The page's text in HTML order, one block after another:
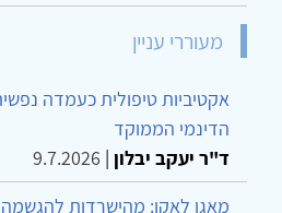
מעוררי עניין
אקטיביות טיפולית כעמדה
הדינמי הממוקד
ד"ר יעקב יבלון |
9.7.2026
מאגו לאקו: מהישרדות להגשמה